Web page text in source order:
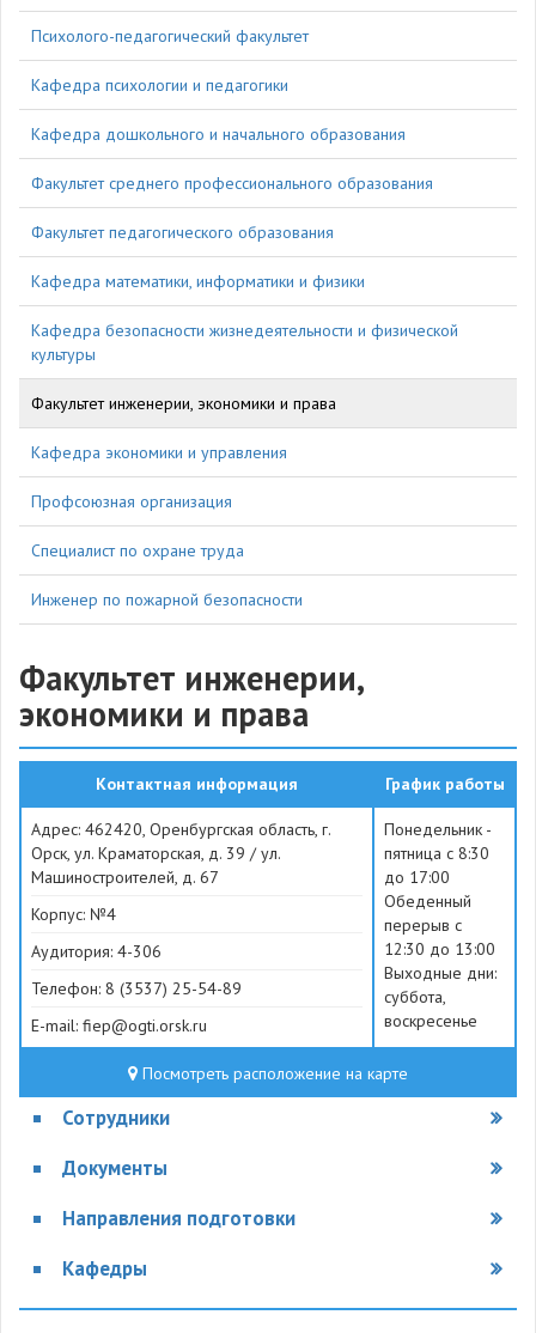
Психолого-педагогический факультет
Кафедра психологии и педагогики
Кафедра дошкольного и начального образования
Факультет среднего профессионального образования
Факультет педагогического образования
Кафедра математики, информатики и физики
Кафедра безопасности жизнедеятельности и физической
культуры
Факультет инженерии, экономики и права
Кафедра экономики и управления
Профсоюзная организация
Специалист по охране труда
Инженер по пожарной безопасности
Факультет инженерии,
экономики и права
Контактная информация График работы
Адрес: 462420, Оренбургская область, г.
Орск, ул. Краматорская, д. 39 / ул.
Машиностроителей, д. 67
Корпус: №4
Аудитория: 4-306
Телефон: 8 (3537) 25-54-89
E-mail: fiep@ogti.orsk.ru
Понедельник -
пятница с 8:30
до 17:00
Обеденный
перерыв с
12:30 до 13:00
Выходные дни:
суббота,
воскресенье
Посмотреть расположение на карте
Сотрудники
Документы
Направления подготовки
Кафедры